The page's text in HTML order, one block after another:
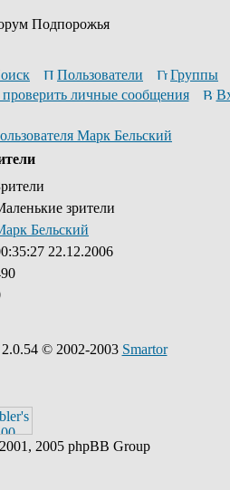
Подпорожья
Пользователи Группы
личные сообщения
Марк Бельский
зрители
Бельский
22.12.2006
© 2002-2003 Smartor
2005 phpBB Group